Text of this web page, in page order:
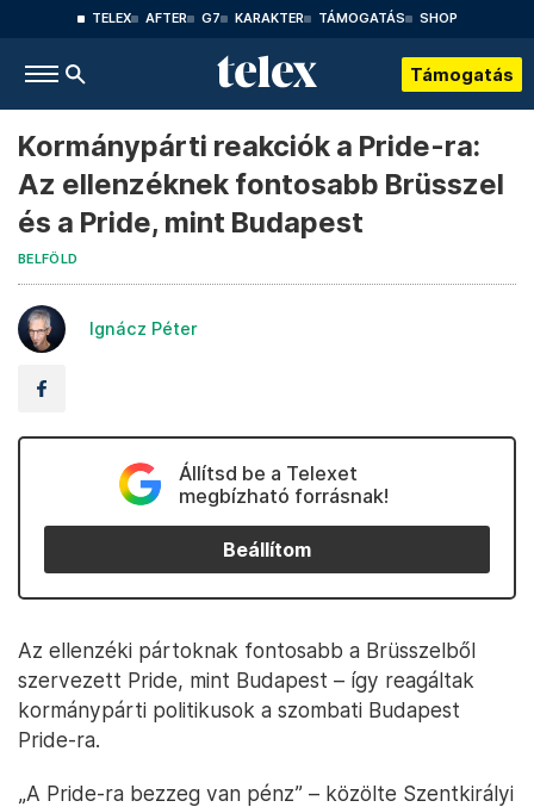
TELEX AFTER G7 KARAKTER TÁMOGATÁS SHOP
Támogatás
Kormánypárti reakciók a Pride-ra:
Az ellenzéknek fontosabb Brüsszel
és a Pride, mint Budapest
BELFÖLD
Ignácz Péter
Állítsd be a Telexet
megbízható forrásnak!
Beállítom
Az ellenzéki pártoknak fontosabb a Brüsszelből
szervezett Pride, mint Budapest – így reagáltak
kormánypárti politikusok a szombati Budapest
Pride-ra.
„A Pride-ra bezzeg van pénz” – közölte Szentkirályi